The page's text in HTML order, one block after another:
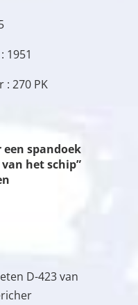
1951
270 PK
spandoek
het schip”
D-423 van